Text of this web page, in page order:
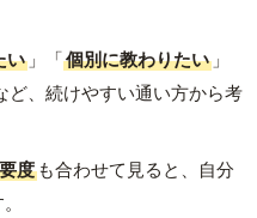
い 」「個別に教わりたい 」
ど、続けやすい通い方から考
度 も合わせて見ると、自分